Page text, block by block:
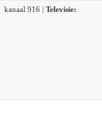
kanaal 916 | Televisie: